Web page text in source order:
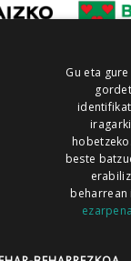
ALEA
Gu eta
hobetzeko.
beste
beharrean